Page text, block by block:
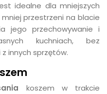
idealne dla mniejszych
przestrzeni na blacie
jego przechowywanie i
kuchniach, bez
innych sprzętów.
koszem w trakcie